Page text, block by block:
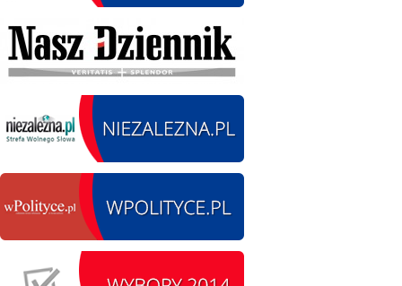
czytaj więcej
13
Pojazdów
zabytkowych. Wieluń
Ożarów
czytaj więcej
14.08.2026 r. - Dzień